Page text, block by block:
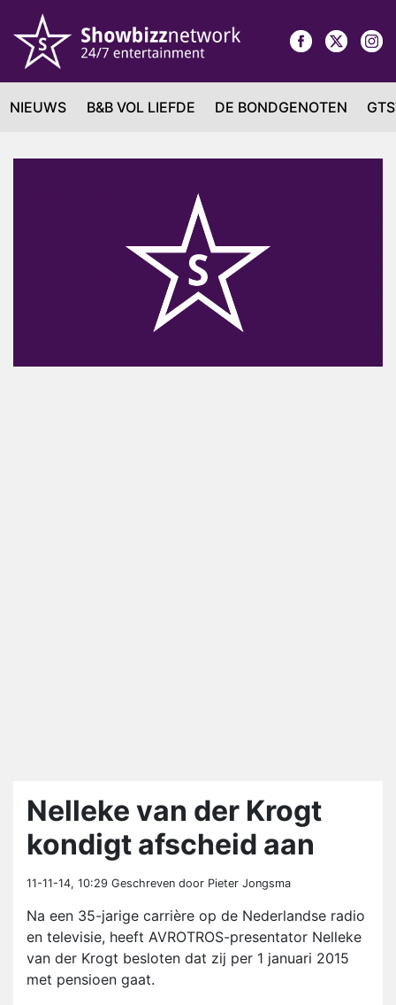
NIEUWS B&B VOL LIEFDE DE BONDGENOTEN
Nelleke van der Krogt
kondigt afscheid aan
11-11-14, 10:29 Geschreven door Pieter Jongsma
Na een 35-jarige carrière op de Nederlandse radio
en televisie, heeft AVROTROS-presentator Nelleke
van der Krogt besloten dat zij per 1 januari 2015
met pensioen gaat.